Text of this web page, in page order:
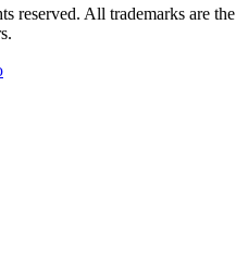
reserved. All trademarks are the